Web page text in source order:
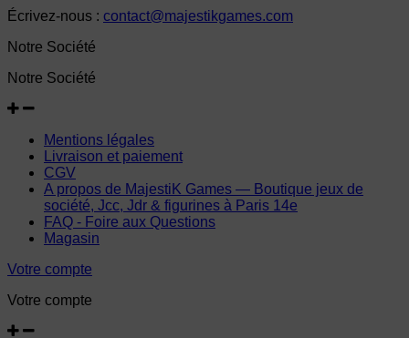
Écrivez-nous : contact@majestikgames.com
Notre Société
Notre Société
Mentions légales
Livraison et paiement
CGV
A propos de MajestiK Games — Boutique jeux de
société, Jcc, Jdr & figurines à Paris 14e
FAQ - Foire aux Questions
Magasin
Votre compte
Votre compte